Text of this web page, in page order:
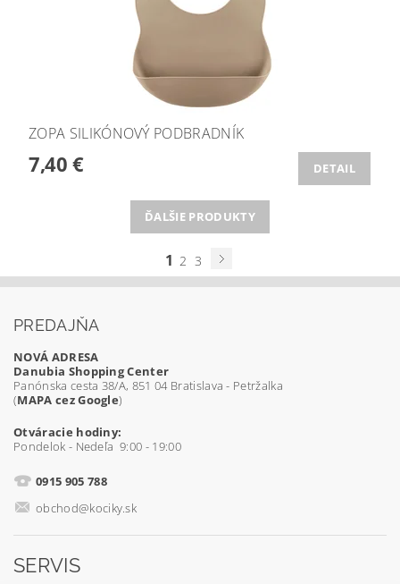
ZOPA SILIKÓNOVÝ PODBRADNÍK
7,40 € DETAIL
ĎALŠIE PRODUKTY
1 2 3
PREDAJŇA
NOVÁ ADRESA
Danubia Shopping Center
Panónska cesta 38/A, 851 04 Bratislava - Petržalka
(MAPA cez Google)
Otváracie hodiny:
Pondelok - Nedeľa 9:00 - 19:00
0915 905 788
obchod@kociky.sk
SERVIS